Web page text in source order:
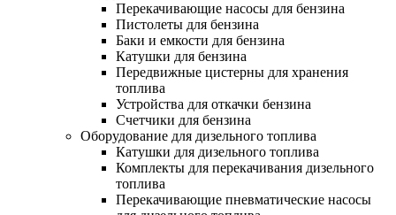
Перекачивающие насосы для бензина
Пистолеты для бензина
Баки и емкости для бензина
Катушки для бензина
Передвижные цистерны для хранения
топлива
Устройства для откачки бензина
Счетчики для бензина
Оборудование для дизельного топлива
Катушки для дизельного топлива
Комплекты для перекачивания дизельного
топлива
Перекачивающие пневматические насосы